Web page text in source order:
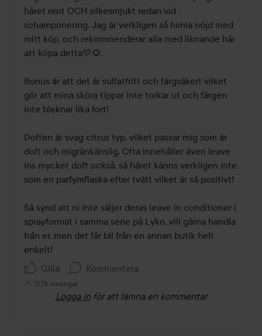
håret rent OCH silkesmjukt redan vid
schamponering. Jag är verkligen så himla nöjd med
mitt köp, och rekommenderar alla med liknande hår
att köpa detta💛🌻.
Bonus är att det är sulfatfritt och färgsäkert vilket
gör att mina sköra tippar inte torkar ut och färgen
inte bleknar lika fort!
Doften är svag citrus typ, vilket passar mig som är
doft och migränkänslig. Ofta innehåller även leave
ins mycket doft också, så håret känns verkligen inte
som en parfymflaska efter tvätt vilket är så positivt!
Så synd att ni inte säljer deras leave in conditioner i
sprayformat i samma serie på Lyko, vill gärna handla
från er, men det får bli från en annan butik helt
enkelt!
Gilla
Kommentera
1278 visningar
Logga in för att lämna en kommentar